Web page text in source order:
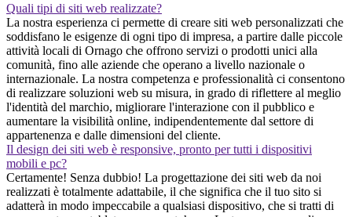
Quali tipi di siti web realizzate?
La nostra esperienza ci permette di creare siti web personalizzati che
soddisfano le esigenze di ogni tipo di impresa, a partire dalle piccole
attività locali di Ornago che offrono servizi o prodotti unici alla
comunità, fino alle aziende che operano a livello nazionale o
internazionale. La nostra competenza e professionalità ci consentono
di realizzare soluzioni web su misura, in grado di riflettere al meglio
l'identità del marchio, migliorare l'interazione con il pubblico e
aumentare la visibilità online, indipendentemente dal settore di
appartenenza e dalle dimensioni del cliente.
Il design dei siti web è responsive, pronto per tutti i dispositivi
mobili e pc?
Certamente! Senza dubbio! La progettazione dei siti web da noi
realizzati è totalmente adattabile, il che significa che il tuo sito si
adatterà in modo impeccabile a qualsiasi dispositivo, che si tratti di